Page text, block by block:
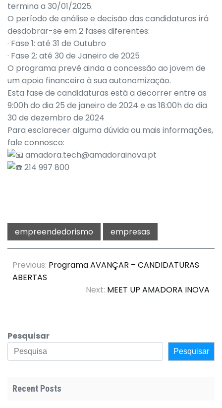
termina a 30/01/2025.
O período de análise e decisão das candidaturas irá
desdobrar-se em 2 fases diferentes:
· Fase 1: até 31 de Outubro
· Fase 2: até 30 de Janeiro de 2025
O programa prevê ainda a concessão ao jovem de
um apoio financeiro à sua autonomização.
Esta fase de candidaturas está a decorrer entre as
9:00h do dia 25 de janeiro de 2024 e as 18:00h do dia
30 de dezembro de 2024
Para esclarecer alguma dúvida ou mais informações,
fale connosco:
amadora.tech@amadorainova.pt
214 997 800
empreendedorismo empresas
Previous: Programa AVANÇAR – CANDIDATURAS
ABERTAS
Next: MEET UP AMADORA INOVA
Pesquisar
Pesquisar
Recent Posts